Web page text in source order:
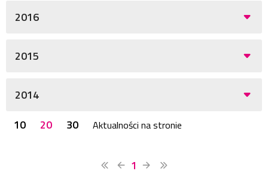
2016
2015
2014
10
20 30 Aktualności na stronie
1